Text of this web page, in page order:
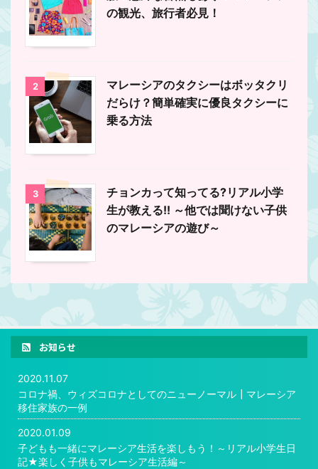
の観光、旅行者必見！
2
マレーシアのタクシーはボッタクリ
だらけ？簡単確実に優良タクシーに
乗る方法
3
チョンカって知ってる?リアル小学
生が教える!! ～他では聞けない子供
のマレーシアの遊び～
お知らせ
2020.11.07
コロナ禍、ウィズコロナとしてのニューノーマル┃マレーシア
移住家族の一例
2020.01.09
子どもも一緒にマレーシア生活を楽しもう！～リアル小学生日
記★楽しく子供もマレーシア生活編～